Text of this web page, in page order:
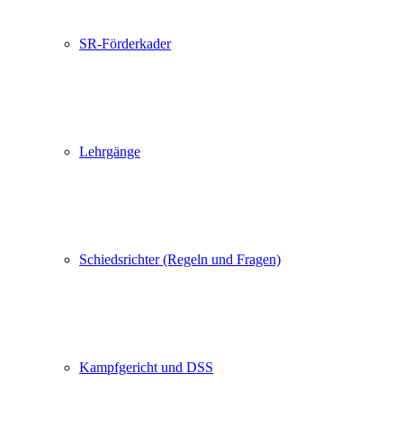
SR-Förderkader
Lehrgänge
Schiedsrichter (Regeln und Fragen)
Kampfgericht und DSS